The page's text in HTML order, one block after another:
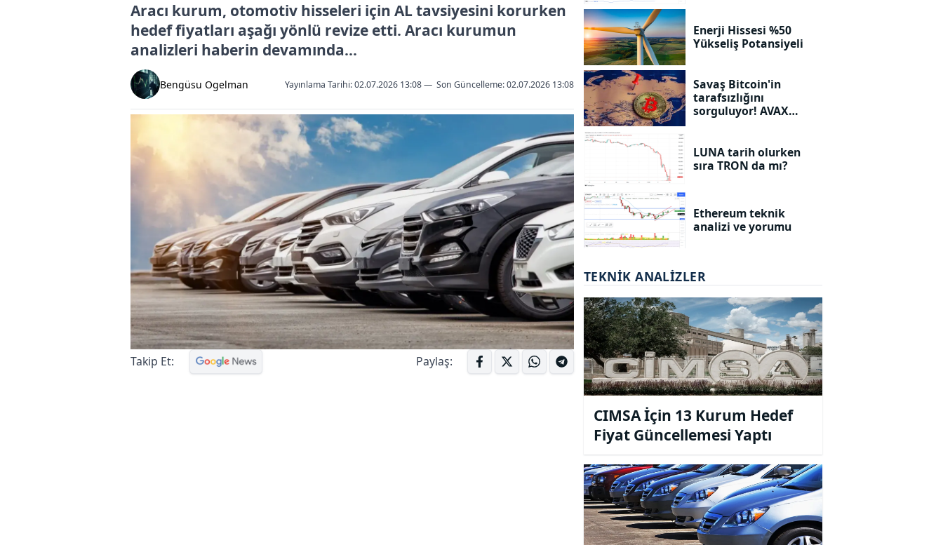
Aracı kurum, otomotiv hisseleri için AL tavsiyesini korurken
hedef fiyatları aşağı yönlü revize etti. Aracı kurumun
analizleri haberin devamında...
Bengüsu Ogelman Yayınlama Tarihi: 02.07.2026 13:08— Son Güncelleme:02.07.2026 13:08
Takip Et: Paylaş:
Enerji Hissesi %50
Yükseliş Potansiyeli
Savaş Bitcoin'in
tarafsızlığını
sorguluyor! AVAX
LUNA tarih olurken
sıra TRON da mı?
Ethereum teknik
analizi ve yorumu
TEKNIK ANALIZLER
CIMSA İçin 13 Kurum Hedef
Fiyat Güncellemesi Yaptı